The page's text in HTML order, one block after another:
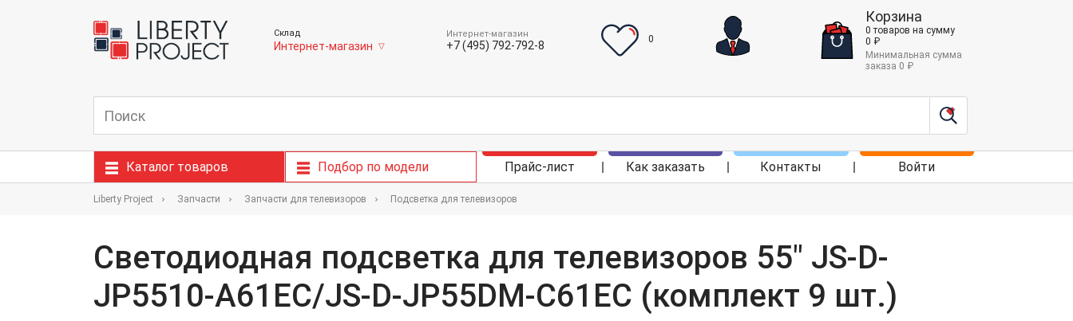
Склад
Интернет-магазин ▽
Интернет-магазин
+7 (495) 792-792-8
0
Корзина
0 товаров на сумму
0 ₽
Минимальная сумма
заказа 0 ₽
Каталог товаров Подбор по модели Прайс-лист Как заказать Контакты Войти
Liberty Project Запчасти Запчасти для телевизоров Подсветка для телевизоров
Светодиодная подсветка для телевизоров 55" JS-D-
JP5510-A61EC/JS-D-JP55DM-C61EC (комплект 9 шт.)